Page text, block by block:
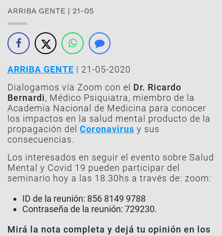
ARRIBA GENTE | 21-05
ARRIBA GENTE | 21-05-2020
Dialogamos vía Zoom con el Dr. Ricardo
Bernardi, Médico Psiquiatra, miembro de la
Academia Nacional de Medicina para conocer
los impactos en la salud mental producto de la
propagación del Coronavirus y sus
consecuencias.
Los interesados en seguir el evento sobre Salud
Mental y Covid 19 pueden participar del
seminario hoy a las 18.30hs a través de: zoom:
ID de la reunión: 856 8149 9788
Contraseña de la reunión: 729230.
Mirá la nota completa y dejá tu opinión en los